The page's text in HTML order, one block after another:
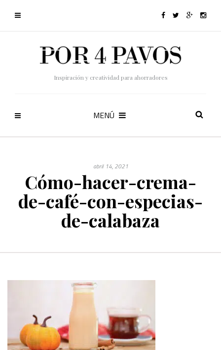
Inspiración y creatividad para ahorradores
MENÚ
abril 14, 2021
Cómo-hacer-crema-
de-café-con-especias-
de-calabaza